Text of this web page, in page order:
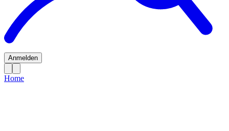
Anmelden
Home